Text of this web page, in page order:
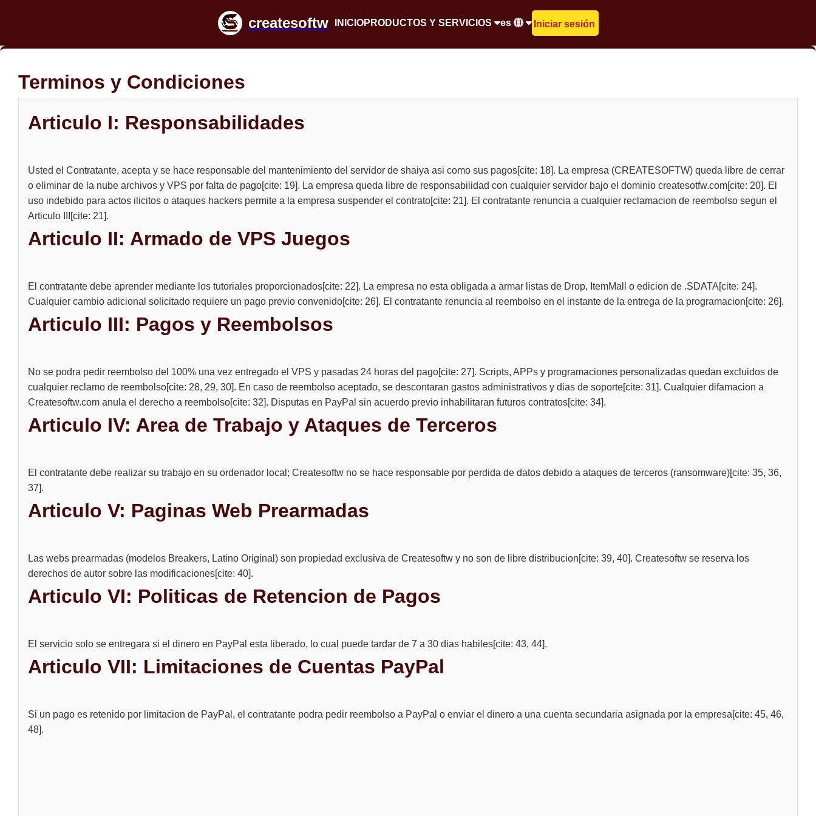
createsoftw INICIOPRODUCTOS Y SERVICIOS es Iniciar sesión
Terminos y Condiciones
Articulo I: Responsabilidades
Usted el Contratante, acepta y se hace responsable del mantenimiento del servidor de shaiya asi como sus pagos[cite: 18]. La empresa (CREATESOFTW) queda libre de cerrar
o eliminar de la nube archivos y VPS por falta de pago[cite: 19]. La empresa queda libre de responsabilidad con cualquier servidor bajo el dominio createsotfw.com[cite: 20]. El
uso indebido para actos ilicitos o ataques hackers permite a la empresa suspender el contrato[cite: 21]. El contratante renuncia a cualquier reclamacion de reembolso segun el
Articulo III[cite: 21].
Articulo II: Armado de VPS Juegos
El contratante debe aprender mediante los tutoriales proporcionados[cite: 22]. La empresa no esta obligada a armar listas de Drop, ItemMall o edicion de .SDATA[cite: 24].
Cualquier cambio adicional solicitado requiere un pago previo convenido[cite: 26]. El contratante renuncia al reembolso en el instante de la entrega de la programacion[cite: 26].
Articulo III: Pagos y Reembolsos
No se podra pedir reembolso del 100% una vez entregado el VPS y pasadas 24 horas del pago[cite: 27]. Scripts, APPs y programaciones personalizadas quedan excluidos de
cualquier reclamo de reembolso[cite: 28, 29, 30]. En caso de reembolso aceptado, se descontaran gastos administrativos y dias de soporte[cite: 31]. Cualquier difamacion a
Createsoftw.com anula el derecho a reembolso[cite: 32]. Disputas en PayPal sin acuerdo previo inhabilitaran futuros contratos[cite: 34].
Articulo IV: Area de Trabajo y Ataques de Terceros
El contratante debe realizar su trabajo en su ordenador local; Createsoftw no se hace responsable por perdida de datos debido a ataques de terceros (ransomware)[cite: 35, 36,
37].
Articulo V: Paginas Web Prearmadas
Las webs prearmadas (modelos Breakers, Latino Original) son propiedad exclusiva de Createsoftw y no son de libre distribucion[cite: 39, 40]. Createsoftw se reserva los
derechos de autor sobre las modificaciones[cite: 40].
Articulo VI: Politicas de Retencion de Pagos
El servicio solo se entregara si el dinero en PayPal esta liberado, lo cual puede tardar de 7 a 30 dias habiles[cite: 43, 44].
Articulo VII: Limitaciones de Cuentas PayPal
Si un pago es retenido por limitacion de PayPal, el contratante podra pedir reembolso a PayPal o enviar el dinero a una cuenta secundaria asignada por la empresa[cite: 45, 46,
48].